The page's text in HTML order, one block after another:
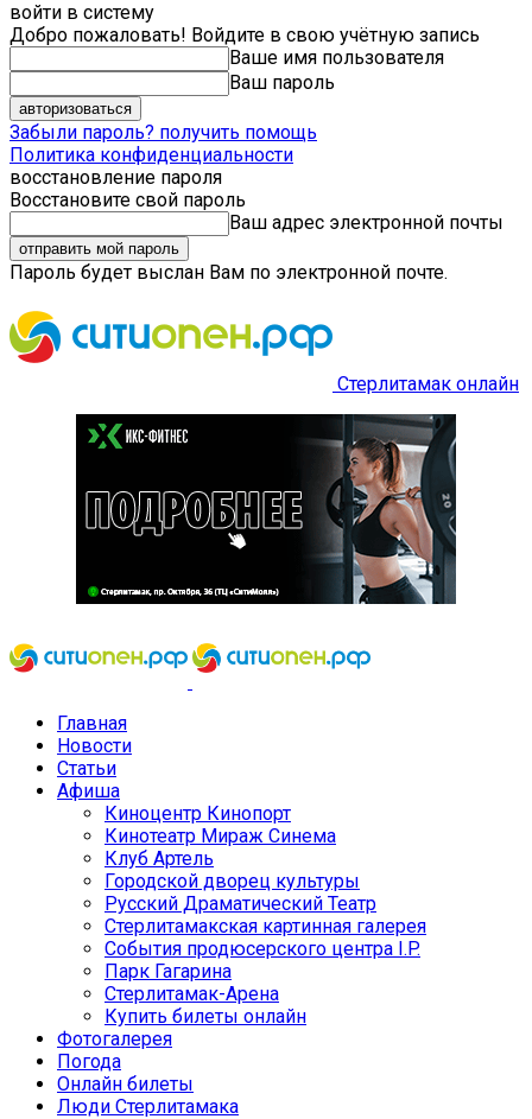
войти в систему
Добро пожаловать! Войдите в свою учётную запись
Ваше имя пользователя
Ваш пароль
Забыли пароль? получить помощь
Политика конфиденциальности
восстановление пароля
Восстановите свой пароль
Ваш адрес электронной почты
Пароль будет выслан Вам по электронной почте.
Стерлитамак онлайн
Главная
Новости
Статьи
Афиша
Киноцентр Кинопорт
Кинотеатр Мираж Синема
Клуб Артель
Городской дворец культуры
Русский Драматический Театр
Стерлитамакская картинная галерея
События продюсерского центра I.P.
Парк Гагарина
Стерлитамак-Арена
Купить билеты онлайн
Фотогалерея
Погода
Онлайн билеты
Люди Стерлитамака